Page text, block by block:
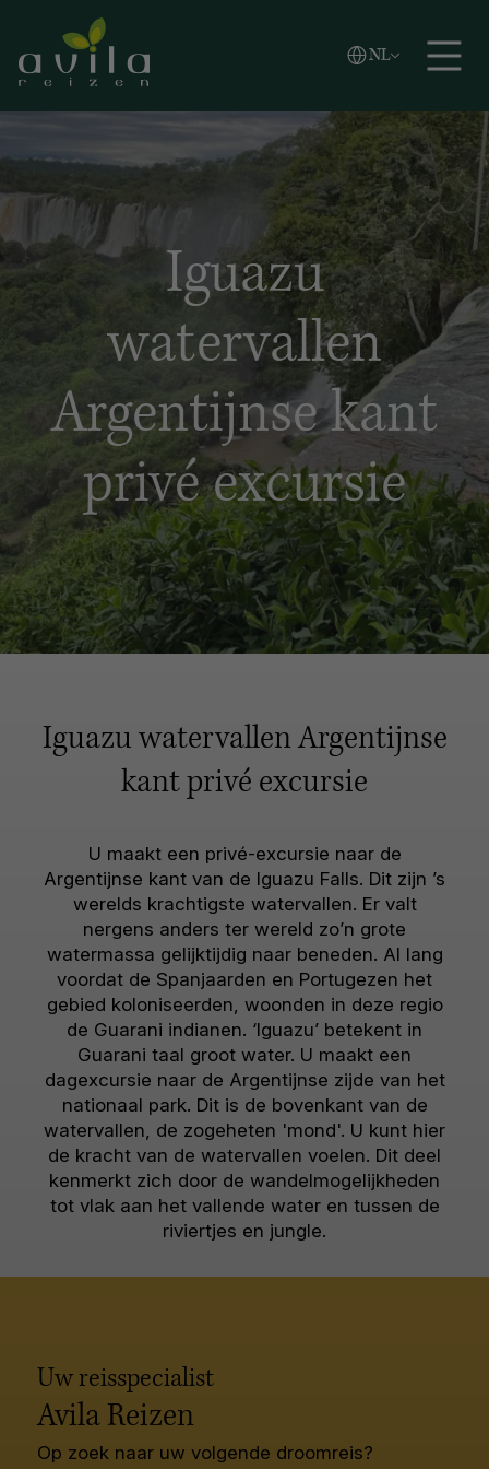
Zoeken
NL
Vlaams
English
Iguazu
watervallen
Argentijnse kant
privé excursie
Iguazu watervallen Argentijnse
kant privé excursie
U maakt een privé-excursie naar de
Argentijnse kant van de Iguazu Falls. Dit zijn ’s
werelds krachtigste watervallen. Er valt
nergens anders ter wereld zo’n grote
watermassa gelijktijdig naar beneden. Al lang
voordat de Spanjaarden en Portugezen het
gebied koloniseerden, woonden in deze regio
de Guarani indianen. ‘Iguazu’ betekent in
Guarani taal groot water. U maakt een
dagexcursie naar de Argentijnse zijde van het
nationaal park. Dit is de bovenkant van de
watervallen, de zogeheten 'mond'. U kunt hier
de kracht van de watervallen voelen. Dit deel
kenmerkt zich door de wandelmogelijkheden
tot vlak aan het vallende water en tussen de
riviertjes en jungle.
Uw reisspecialist
Avila Reizen
Op zoek naar uw volgende droomreis?